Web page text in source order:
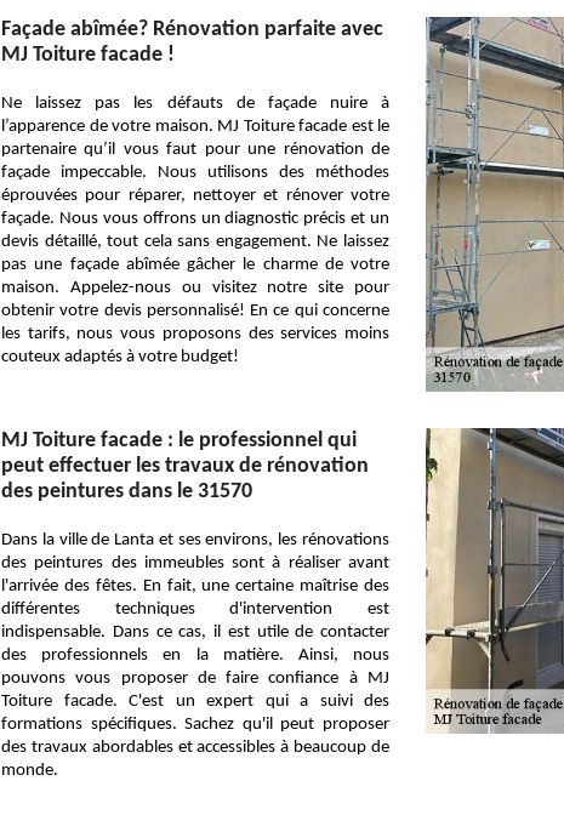
Façade abîmée? Rénovation parfaite avec
MJ Toiture facade !
Ne laissez pas les défauts de façade nuire à
l’apparence de votre maison. MJ Toiture facade est le
partenaire qu’il vous faut pour une rénovation de
façade impeccable. Nous utilisons des méthodes
éprouvées pour réparer, nettoyer et rénover votre
façade. Nous vous offrons un diagnostic précis et un
devis détaillé, tout cela sans engagement. Ne laissez
pas une façade abîmée gâcher le charme de votre
maison. Appelez-nous ou visitez notre site pour
obtenir votre devis personnalisé! En ce qui concerne
les tarifs, nous vous proposons des services moins
couteux adaptés à votre budget!
MJ Toiture facade : le professionnel qui
peut effectuer les travaux de rénovation
des peintures dans le 31570
Dans la ville de Lanta et ses environs, les rénovations
des peintures des immeubles sont à réaliser avant
l'arrivée des fêtes. En fait, une certaine maîtrise des
différentes techniques d'intervention est
indispensable. Dans ce cas, il est utile de contacter
des professionnels en la matière. Ainsi, nous
pouvons vous proposer de faire confiance à MJ
Toiture facade. C'est un expert qui a suivi des
formations spécifiques. Sachez qu'il peut proposer
des travaux abordables et accessibles à beaucoup de
monde.